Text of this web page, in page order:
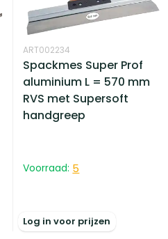
ART002234
Spackmes Super Prof
aluminium L = 570 mm
RVS met Supersoft
handgreep
Voorraad: 5
Log in voor prijzen